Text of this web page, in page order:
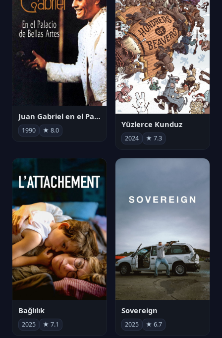
Juan Gabriel en el Palacio de Bellas Artes
1990 ★ 8.0
Yüzlerce Kunduz
2024 ★ 7.3
Bağlılık
2025 ★ 7.1
Sovereign
2025 ★ 6.7